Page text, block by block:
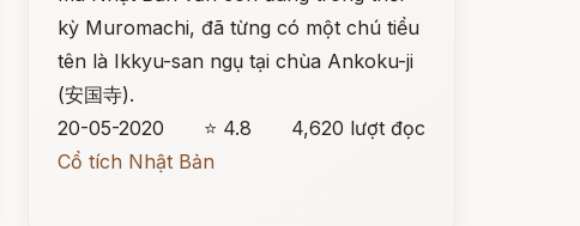
kỳ Muromachi, đã từng có một chú tiểu
tên là Ikkyu-san ngụ tại chùa Ankoku-ji
(安国寺).
20-05-2020
⭐ 4.8
4,620 lượt đọc
Cổ tích Nhật Bản